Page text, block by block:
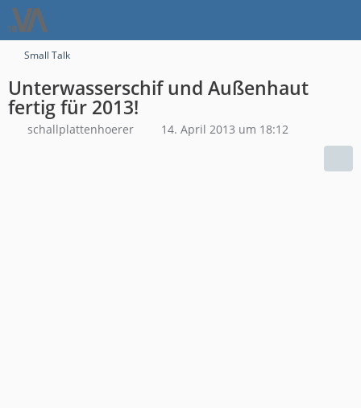
Small Talk
Unterwasserschif und Außenhaut
fertig für 2013!
schallplattenhoerer 14. April 2013 um 18:12